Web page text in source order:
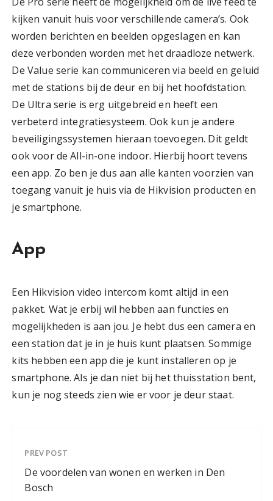
kijken vanuit huis voor verschillende camera’s. Ook
worden berichten en beelden opgeslagen en kan
deze verbonden worden met het draadloze netwerk.
De Value serie kan communiceren via beeld en geluid
met de stations bij de deur en bij het hoofdstation.
De Ultra serie is erg uitgebreid en heeft een
verbeterd integratiesysteem. Ook kun je andere
beveiligingssystemen hieraan toevoegen. Dit geldt
ook voor de All-in-one indoor. Hierbij hoort tevens
een app. Zo ben je dus aan alle kanten voorzien van
toegang vanuit je huis via de Hikvision producten en
je smartphone.
App
Een Hikvision video intercom komt altijd in een
pakket. Wat je erbij wil hebben aan functies en
mogelijkheden is aan jou. Je hebt dus een camera en
een station dat je in je huis kunt plaatsen. Sommige
kits hebben een app die je kunt installeren op je
smartphone. Als je dan niet bij het thuisstation bent,
kun je nog steeds zien wie er voor je deur staat.
PREV POST
De voordelen van wonen en werken in Den
Bosch